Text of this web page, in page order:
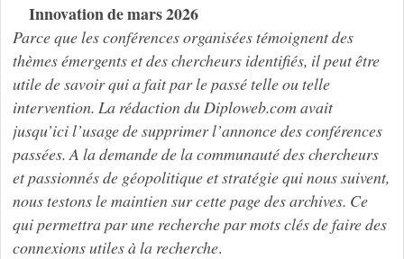
Innovation de mars 2026
Parce que les conférences organisées témoignent des
thèmes émergents et des chercheurs identifiés, il peut être
utile de savoir qui a fait par le passé telle ou telle
intervention. La rédaction duDiploweb.comavait
jusqu’ici l’usage de supprimer l’annonce des conférences
passées. A la demande de la communauté des chercheurs
et passionnés de géopolitique et stratégie qui nous suivent,
nous testons le maintien sur cette page des archives. Ce
qui permettra par une recherche par mots clés de faire des
connexions utiles à la recherche.